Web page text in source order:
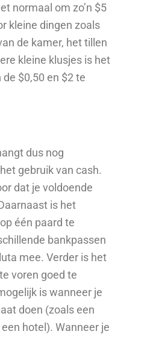
normaal om zo’n $5
kleine dingen zoals
de kamer, het tillen
kleine klusjes is het
$0,50 en $2 te
dus nog
gebruik van cash.
dat je voldoende
is het
één paard te
bankpassen
mee. Verder is het
voren goed te
is wanneer je
doen (zoals een
hotel). Wanneer je